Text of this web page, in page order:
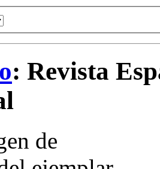
: Revista